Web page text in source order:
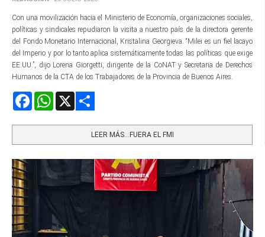
Con una movilización hacia el Ministerio de Economía, organizaciones sociales,
políticas y sindicales repudiaron la visita a nuestro país de la directora gerente​
del Fondo Monetario Internacional, Kristalina Georgieva. “Milei es un fiel lacayo
del Imperio y por lo tanto aplica sistemáticamente todas las políticas que exige
EE.UU.”, dijo Lorena Giorgetti, dirigente de la CoNAT y Secretaria de Derechos
Humanos de la CTA de los Trabajadores de la Provincia de Buenos Aires.
FacebookWhatsApp
LEER MÁS…FUERA EL FMI